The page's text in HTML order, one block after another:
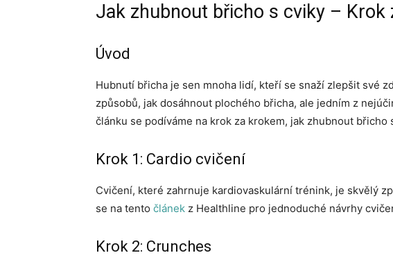
Jak zhubnout břicho s cviky – Krok
Úvod
Hubnutí břicha je sen mnoha lidí, kteří se snaží zlepšit své
způsobů, jak dosáhnout plochého břicha, ale jedním z
článku se podíváme na krok za krokem, jak zhubnout břicho
Krok 1: Cardio cvičení
Cvičení, které zahrnuje kardiovaskulární trénink, je skvělý
se na tento článek z Healthline pro jednoduché návrhy
Krok 2: Crunches